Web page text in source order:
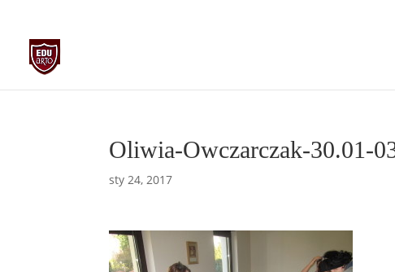
Oliwia-Owczarczak-30.01-
sty 24, 2017